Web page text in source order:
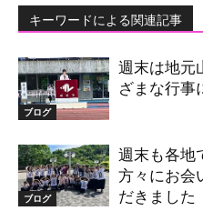
キーワードによる関連記事
ブログ
週末は地元
ざまな行事
ブログ
週末も各地
方々にお会
だきました